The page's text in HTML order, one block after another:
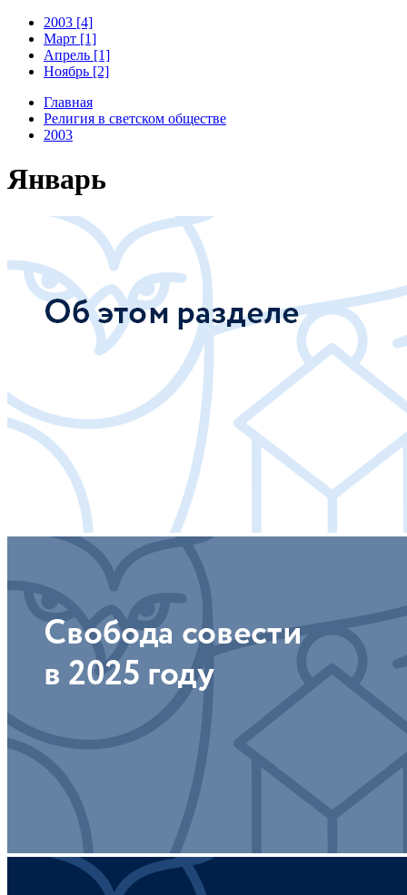
2003 [4]
Март [1]
Апрель [1]
Ноябрь [2]
Главная
Религия в светском обществе
2003
Январь